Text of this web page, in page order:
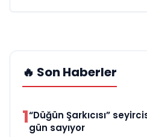
🔥 Son Haberler
1“Düğün Şarkıcısı”
gün sayıyor